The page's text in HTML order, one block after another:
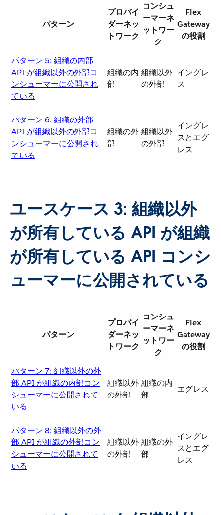
パターン
プロバイ
ダーネッ
トワーク
コンシュ
ーマーネ
ットワー
ク
Flex
Gateway
の役割
パターン 5: 組織の内部
API が組織以外の外部コ
ンシューマーに公開され
ている
組織の内
部
組織以外
の外部
イングレ
ス
パターン 6: 組織の外部
API が組織以外の外部コ
ンシューマーに公開され
ている
組織の外
部
組織以外
の外部
イングレ
スとエグ
レス
ユースケース 3: 組織以外
が所有している API が組織
が所有している API コンシ
ューマーに公開されている
パターン
プロバイ
ダーネッ
トワーク
コンシュ
ーマーネ
ットワー
ク
Flex
Gateway
の役割
パターン 7: 組織以外の外
部 API が組織の内部コン
シューマーに公開されて
いる
組織以外
の外部
組織の内
部
エグレス
パターン 8: 組織以外の外
部 API が組織の外部コン
シューマーに公開されて
いる
組織以外
の外部
組織の外
部
イングレ
スとエグ
レス